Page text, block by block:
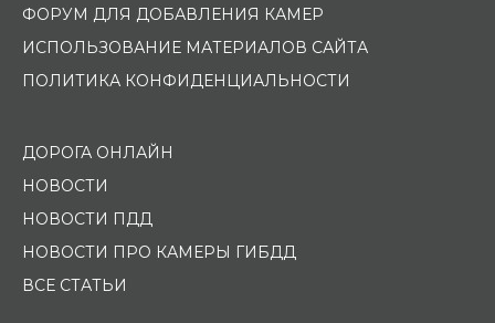
ФОРУМ ДЛЯ ДОБАВЛЕНИЯ КАМЕР
ИСПОЛЬЗОВАНИЕ МАТЕРИАЛОВ САЙТА
ПОЛИТИКА КОНФИДЕНЦИАЛЬНОСТИ
ДОРОГА ОНЛАЙН
НОВОСТИ
НОВОСТИ ПДД
НОВОСТИ ПРО КАМЕРЫ ГИБДД
ВСЕ СТАТЬИ